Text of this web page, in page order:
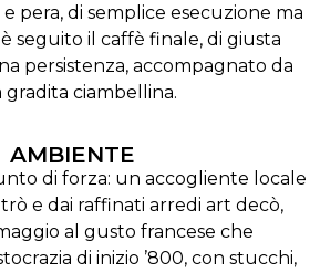
pera, di semplice esecuzione ma
seguito il caffè finale, di giusta
persistenza, accompagnato da
gradita ciambellina.
AMBIENTE
di forza: un accogliente locale
e dai raffinati arredi art decò,
al gusto francese che
di inizio ’800, con stucchi,